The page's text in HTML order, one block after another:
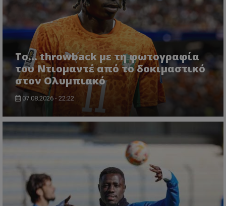
Το... throwback με τη φωτογραφία
του Ντιομαντέ από το δοκιμαστικό
στον Ολυμπιακό
07.08.2026 - 22:22